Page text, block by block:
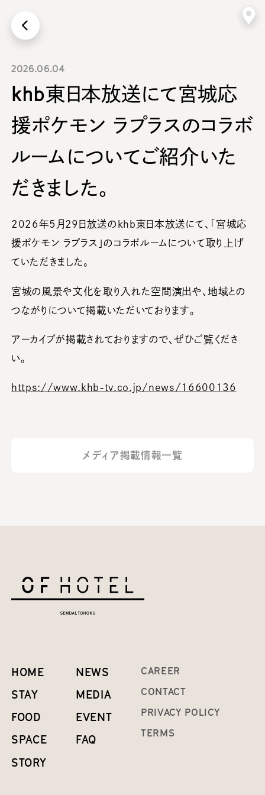
2026.06.04
khb東日本放送にて宮城応
援ポケモン ラプラスのコラボ
ルームについてご紹介いた
だきました。
2026年5月29日放送の khb東日本放送にて、「宮城応
援ポケモン ラプラス」のコラボルームについて取り上げ
ていただきました。
宮城の風景や文化を取り入れた空間演出や、地域との
つながりについて掲載いただいております。
アーカイブが掲載されておりますので、ぜひご覧くださ
い。
https://www.khb-tv.co.jp/news/16600136
メディア掲載情報一覧
HOME
STAY
FOOD
SPACE
STORY
NEWS
MEDIA
EVENT
FAQ
CAREER
CONTACT
PRIVACY POLICY
TERMS